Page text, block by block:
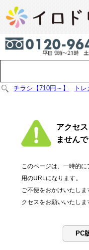
チラシ【710円～】 トレ
アクセ
ません
このページは、一時的
用のURLになります。
ご不便をおかけいたし
クセスをお願いいたしま
PC